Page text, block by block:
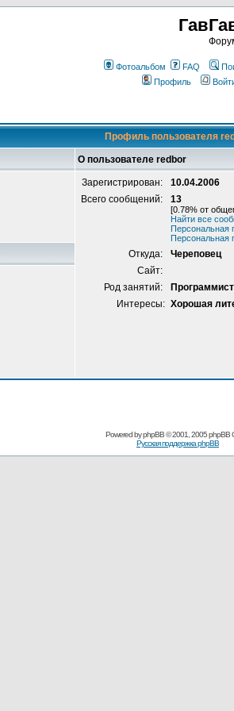
Фотоальбом FAQ
Профиль
Профиль пользователя
О пользователе redbor
Зарегистрирован:
10.04.2006
Всего сообщений:
13
[0.78% от
Найти все
Персональная
Персональная
Откуда:
Череповец
Сайт:
Род занятий:
Интересы: Хорошая
Powered byphpBB© 2001, 2005 phpBB
Русская поддержка phpBB